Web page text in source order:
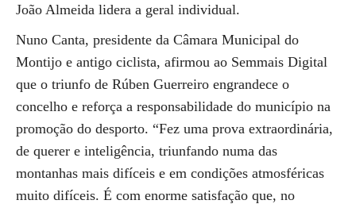
João Almeida lidera a geral individual.
Nuno Canta, presidente da Câmara Municipal do
Montijo e antigo ciclista, afirmou ao Semmais Digital
que o triunfo de Rúben Guerreiro engrandece o
concelho e reforça a responsabilidade do município na
promoção do desporto. “Fez uma prova extraordinária,
de querer e inteligência, triunfando numa das
montanhas mais difíceis e em condições atmosféricas
muito difíceis. É com enorme satisfação que, no